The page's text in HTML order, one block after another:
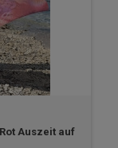
Auszeit auf